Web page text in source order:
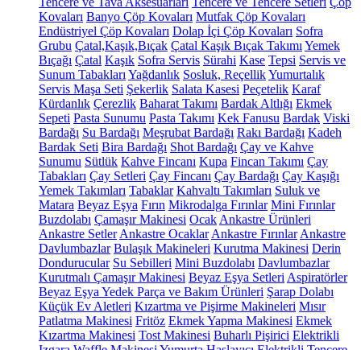
Kovaları Banyo Çöp Kovaları Mutfak Çöp Kovaları
Endüstriyel Çöp Kovaları Dolap İçi Çöp Kovaları Sofra
Grubu Çatal,Kaşık,Bıçak Çatal Kaşık Bıçak Takımı Yemek
Bıçağı Çatal Kaşık Sofra Servis Sürahi Kase Tepsi Servis ve
Sunum Tabakları Yağdanlık Sosluk, ReçellikYumurtalık
Servis Maşa Seti Şekerlik Salata Kasesi Peçetelik Karaf
Kürdanlık Çerezlik Baharat Takımı Bardak Altlığı Ekmek
Sepeti Pasta Sunumu Pasta Takımı Kek Fanusu Bardak Viski
Bardağı Su Bardağı Meşrubat Bardağı Rakı Bardağı Kadeh
Bardak Seti Bira Bardağı Shot Bardağı Çay ve Kahve
Sunumu Sütlük Kahve Fincanı Kupa Fincan Takımı Çay
Tabakları Çay Setleri Çay Fincanı Çay Bardağı Çay Kaşığı
Yemek Takımları Tabaklar Kahvaltı Takımları Suluk ve
Matara Beyaz Eşya Fırın Mikrodalga Fırınlar Mini Fırınlar
Buzdolabı Çamaşır Makinesi Ocak Ankastre Ürünleri
Ankastre Setler Ankastre Ocaklar Ankastre Fırınlar Ankastre
Davlumbazlar Bulaşık Makineleri Kurutma Makinesi Derin
Dondurucular Su Sebilleri Mini Buzdolabı Davlumbazlar
Kurutmalı Çamaşır Makinesi Beyaz Eşya Setleri Aspiratörler
Beyaz Eşya Yedek Parça ve Bakım Ürünleri Şarap Dolabı
Küçük Ev Aletleri Kızartma ve Pişirme Makineleri Mısır
Patlatma Makinesi Fritöz Ekmek Yapma Makinesi Ekmek
Kızartma Makinesi Tost Makinesi Buharlı Pişirici Elektrikli